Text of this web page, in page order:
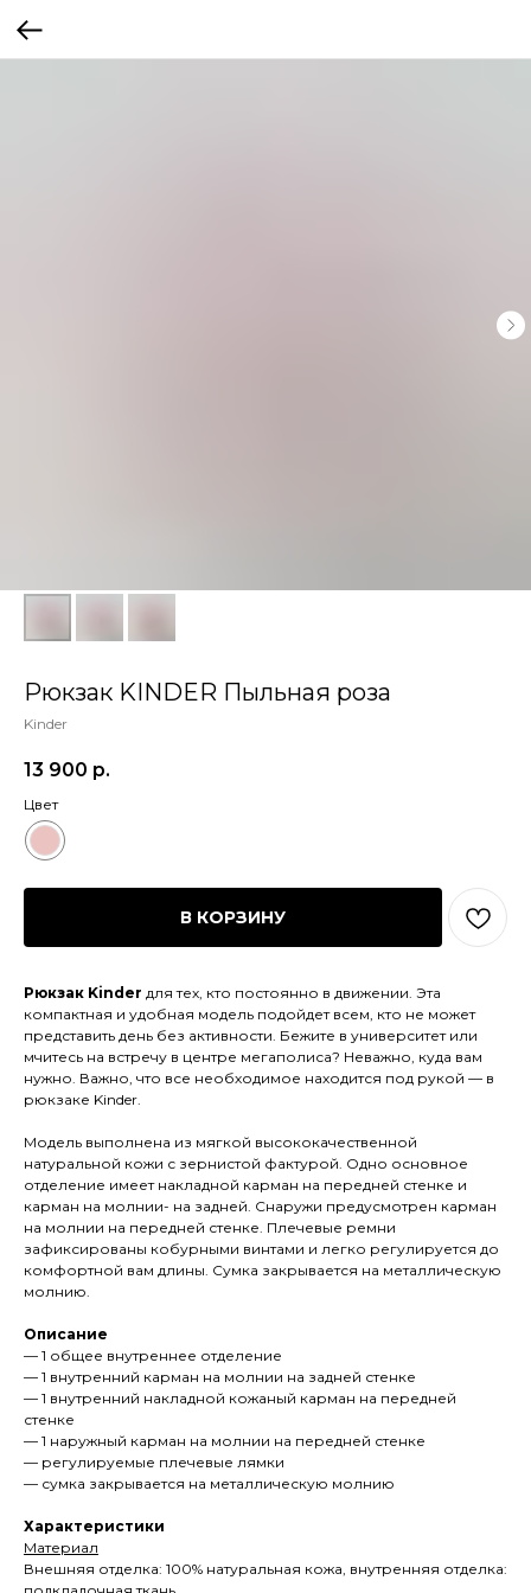
Рюкзак KINDER Пыльная роза
Kinder
13 900 р.
Цвет
В КОРЗИНУ
Рюкзак Kinder для тех, кто постоянно в движении. Эта
компактная и удобная модель подойдет всем, кто не может
представить день без активности. Бежите в университет или
мчитесь на встречу в центре мегаполиса? Неважно, куда вам
нужно. Важно, что все необходимое находится под рукой — в
рюкзаке Kinder.
Модель выполнена из мягкой высококачественной
натуральной кожи с зернистой фактурой. Одно основное
отделение имеет накладной карман на передней стенке и
карман на молнии- на задней. Снаружи предусмотрен карман
на молнии на передней стенке. Плечевые ремни
зафиксированы кобурными винтами и легко регулируется до
комфортной вам длины. Сумка закрывается на металлическую
молнию.
Описание
— 1 общее внутреннее отделение
— 1 внутренний карман на молнии на задней стенке
— 1 внутренний накладной кожаный карман на передней
стенке
— 1 наружный карман на молнии на передней стенке
— регулируемые плечевые лямки
— сумка закрывается на металлическую молнию
Характеристики
Материал
Внешняя отделка: 100% натуральная кожа, внутренняя отделка: